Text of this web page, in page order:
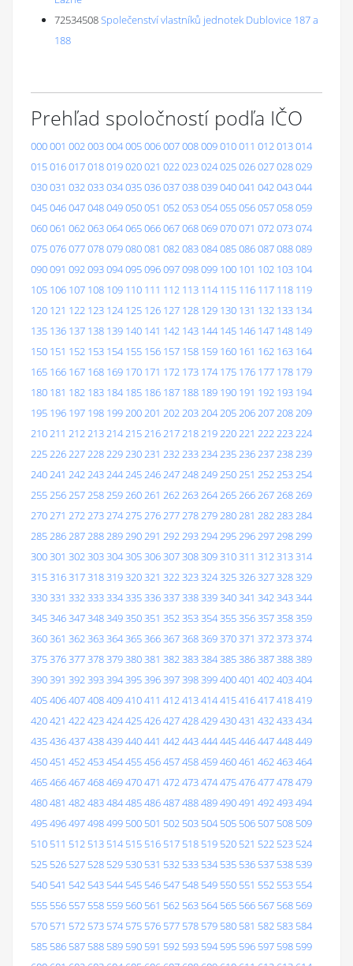
72534508Společenství vlastníků jednotek Dublovice 187 a
188
Prehľad spoločností podľa IČO
000001 002003004005006007008009010011 012013014
015016017018019020021 022023024025026027028029
030031 032033034035036037038039040041 042043044
045046047048049050051 052053054055056057058059
060061 062063064065066067068069070071 072073074
075076077078079080081 082083084085086087088089
090091 092093094095096097098099 100 101 102 103 104
105 106 107 108 109 110 111 112 113 114 115 116 117 118 119
120 121 122 123 124 125 126 127 128 129 130 131 132 133 134
135 136 137 138 139 140 141 142 143 144 145 146 147 148 149
150 151 152 153 154 155 156 157 158 159 160 161 162 163 164
165 166 167 168 169 170 171 172 173 174 175 176 177 178 179
180 181 182 183 184 185 186 187 188 189 190 191 192 193 194
195 196 197 198 199200201 202203204205206207208209
210211 212213214215216217218219220221 222223224
225226227228229230231 232233234235236237238239
240241 242243244245246247248249250251 252253254
255256257258259260261 262263264265266267268269
270271 272273274275276277278279280281 282283284
285286287288289290291 292293294295296297298299
300301 302303304305306307308309310311 312313314
315316317318319320321 322323324325326327328329
330331 332333334335336337338339340341 342343344
345346347348349350351 352353354355356357358359
360361 362363364365366367368369370371 372373374
375376377378379380381 382383384385386387388389
390391 392393394395396397398399400401 402403404
405406407408409410411 412413414415416417418419
420421 422423424425426427428429430431 432433434
435436437438439440441 442443444445446447448449
450451 452453454455456457458459460461 462463464
465466467468469470471 472473474475476477478479
480481 482483484485486487488489490491 492493494
495496497498499 500 501 502 503 504 505 506 507 508 509
510 511 512 513 514 515 516 517 518 519 520 521 522 523 524
525 526 527 528 529 530 531 532 533 534 535 536 537 538 539
540 541 542 543 544 545 546 547 548 549 550 551 552 553 554
555 556 557 558 559 560 561 562 563 564 565 566 567 568 569
570 571 572 573 574 575 576 577 578 579 580 581 582 583 584
585 586 587 588 589 590 591 592 593 594 595 596 597 598 599